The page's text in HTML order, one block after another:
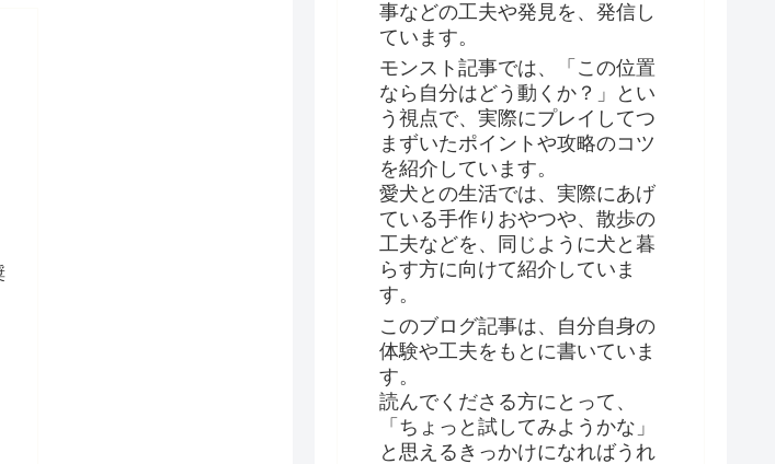
事などの工夫や発見を、発信し
ています。
モンスト記事では、「この位置
なら自分はどう動くか？」とい
う視点で、実際にプレイしてつ
まずいたポイントや攻略のコツ
を紹介しています。
愛犬との生活では、実際にあげ
ている手作りおやつや、散歩の
工夫などを、同じように犬と暮
らす方に向けて紹介していま
す。
このブログ記事は、自分自身の
体験や工夫をもとに書いていま
す。
読んでくださる方にとって、
「ちょっと試してみようかな」
と思えるきっかけになればうれ